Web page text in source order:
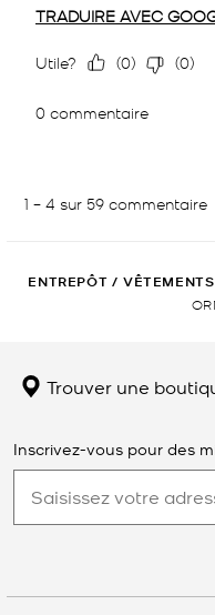
ENTREPÔT / VÊTEMENTS
Trouver une
Inscrivez-vous pour des